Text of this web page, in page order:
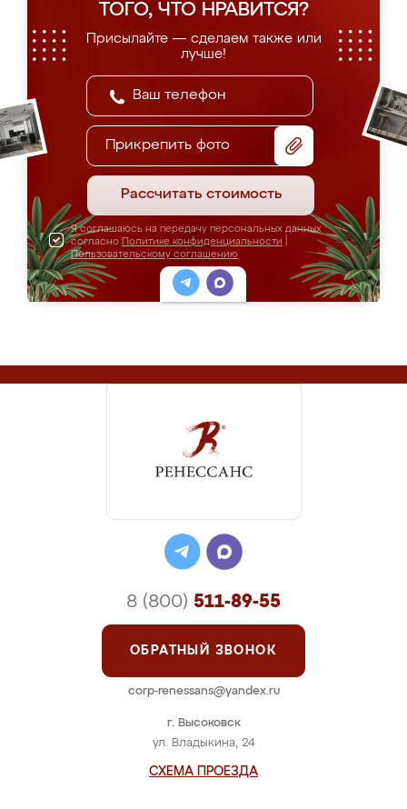
ТОГО, ЧТО НРАВИТСЯ?
Присылайте — сделаем также или
лучше!
Прикрепить фото
Рассчитать стоимость
Я соглашаюсь на передачу персональных данных
согласно Политике конфиденциальности
Пользовательскому соглашению
г. Высоковск
ул. Владыкина, 24
СХЕМА ПРОЕЗДА
8 (800) 511-89-55
ОБРАТНЫЙ ЗВОНОК
corp-renessans@yandex.ru